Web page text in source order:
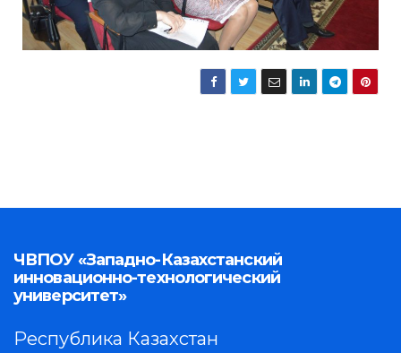
ЧВПОУ «Западно-Казахстанский
инновационно-технологический
университет»
Республика Казахстан